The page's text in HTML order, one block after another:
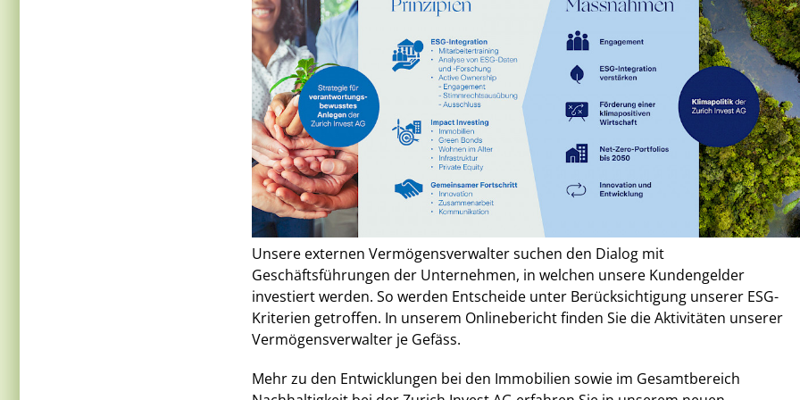
Unsere externen Vermögensverwalter suchen den Dialog mit
Geschäftsführungen der Unternehmen, in welchen unsere Kundengelder
investiert werden. So werden Entscheide unter Berücksichtigung unserer ESG-
Kriterien getroffen. In unserem Onlinebericht finden Sie die Aktivitäten unserer
Vermögensverwalter je Gefäss.
Mehr zu den Entwicklungen bei den Immobilien sowie im Gesamtbereich